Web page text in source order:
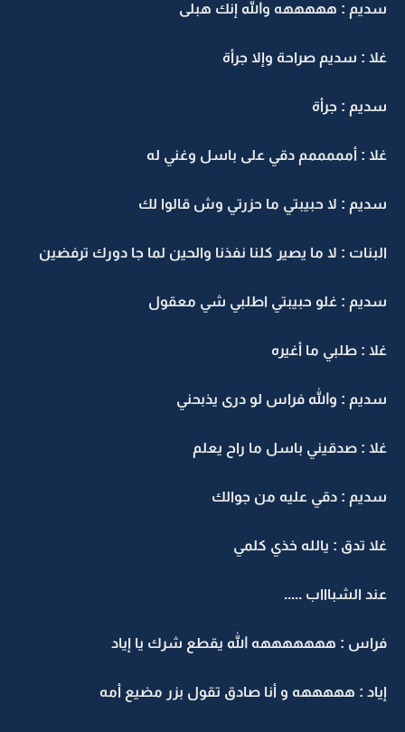
سديم : هههههه والله إنك هبلى
غلا : سديم صراحة وإلا جرأة
سديم : جرأة
غلا : أمممممم دقي على باسل وغني له
سديم : لا حبيبتي ما حزرتي وش قالوا لك
البنات : لا ما يصير كلنا نفذنا والحين لما جا دورك ترفضين
سديم : غلو حبيبتي اطلبي شي معقول
غلا : طلبي ما أغيره
سديم : والله فراس لو درى يذبحني
غلا : صدقيني باسل ما راح يعلم
سديم : دقي عليه من جوالك
غلا تدق : يالله خذي كلمي
عند الشباااب .....
فراس : هههههههه الله يقطع شرك يا إياد
إياد : هههههه و أنا صادق تقول بزر مضيع أمه